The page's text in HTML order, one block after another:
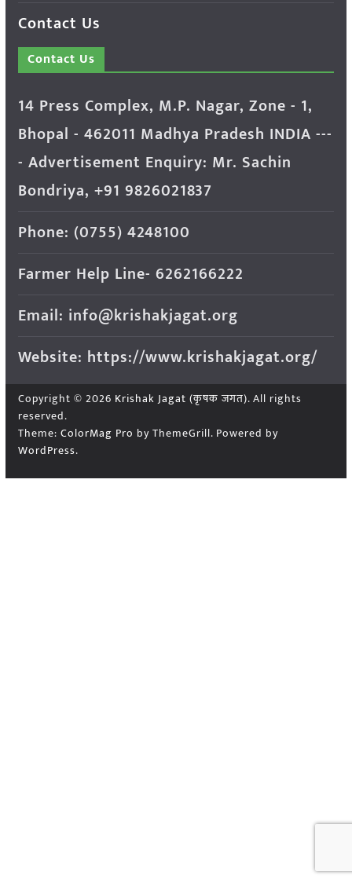
Contact Us
Contact Us
14 Press Complex, M.P. Nagar, Zone - 1,
Bhopal - 462011 Madhya Pradesh INDIA ---
- Advertisement Enquiry: Mr. Sachin
Bondriya, +91 9826021837
Phone: (0755) 4248100
Farmer Help Line- 6262166222
Email: info@krishakjagat.org
Website: https://www.krishakjagat.org/
Copyright © 2026 Krishak Jagat (कृषक जगत). All rights
reserved.
Theme: ColorMag Pro by ThemeGrill. Powered by
WordPress.